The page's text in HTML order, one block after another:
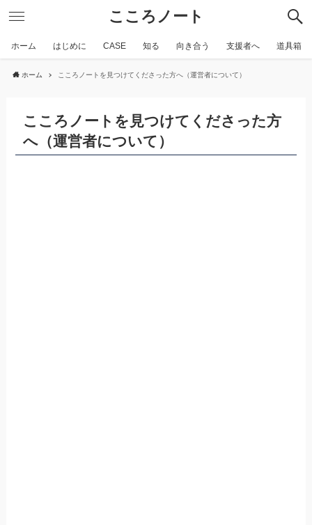
こころノート
ホーム はじめに CASE 知る 向き合う 支援者へ 道具箱
ホーム こころノートを見つけてくださった方へ（運営者について）
こころノートを見つけてくださった方
へ（運営者について）